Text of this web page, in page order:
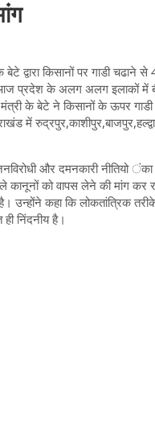
द्वारा किसानों पर गाडी चढाने से
आज प्रदेश के अलग अलग इलाकों में
के बेटे ने किसानों के ऊपर गाडी
में
और दमनकारी नीतियो ंका
कानूनों को वापस लेने की मांग कर
उन्होंने कहा कि लोकतांत्रिक
निंदनीय है।